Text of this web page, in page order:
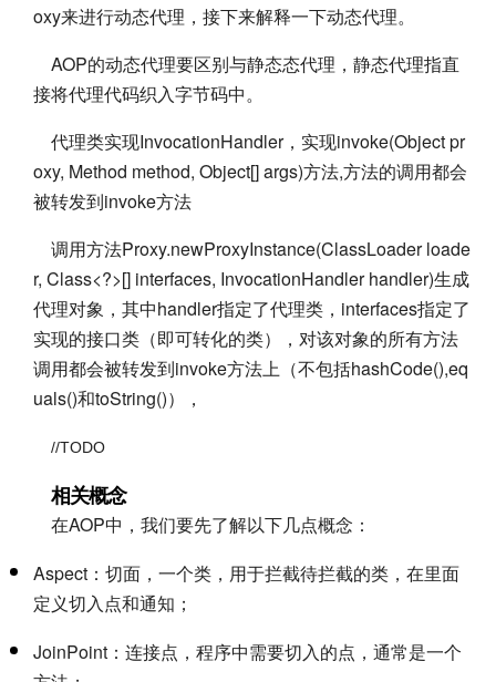
oxy来进行动态代理，接下来解释一下动态代理。
AOP的动态代理要区别与静态态代理，静态代理指直
接将代理代码织入字节码中。
代理类实现InvocationHandler，实现invoke(Object pr
oxy, Method method, Object[] args)方法,方法的调用都会
被转发到invoke方法
调用方法Proxy.newProxyInstance(ClassLoader loade
r, Class<?>[] interfaces, InvocationHandler handler)生成
代理对象，其中handler指定了代理类，interfaces指定了
实现的接口类（即可转化的类），对该对象的所有方法
调用都会被转发到invoke方法上（不包括hashCode(),eq
uals()和toString()），
//TODO
相关概念
在AOP中，我们要先了解以下几点概念：
Aspect：切面，一个类，用于拦截待拦截的类，在里面
定义切入点和通知；
JoinPoint：连接点，程序中需要切入的点，通常是一个